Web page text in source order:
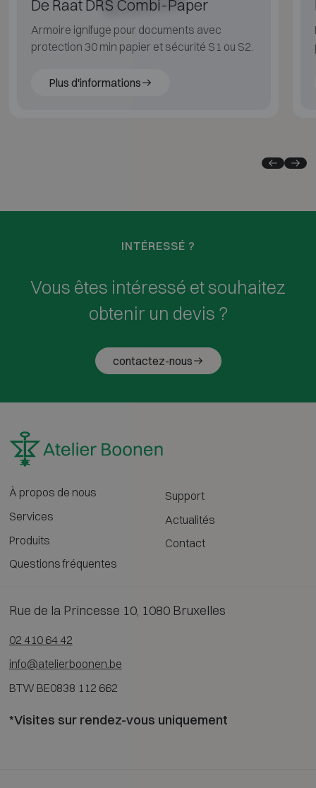
De Raat DRS Combi-Paper
Armoire ignifuge pour documents avec
protection 30 min papier et sécurité S1 ou S2.
Plus d'informations
INTÉRESSÉ ?
Vous êtes intéressé et souhaitez
obtenir un devis ?
contactez-nous
À propos de nous
Services
Produits
Questions fréquentes
Support
Actualités
Contact
Rue de la Princesse 10, 1080 Bruxelles
02 410 64 42
info@atelierboonen.be
BTW BE0838 112 662
*Visites sur rendez-vous uniquement